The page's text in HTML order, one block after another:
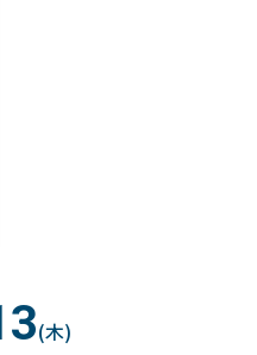
(木)